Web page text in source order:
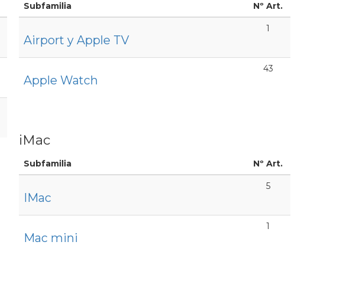
Subfamilia Nº Art.
Airport y Apple TV
1
Apple Watch
43
iMac
Subfamilia Nº Art.
IMac
5
Mac mini
1